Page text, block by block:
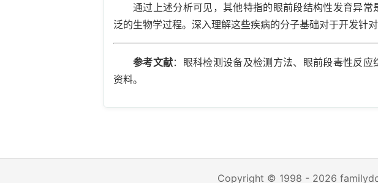
通过上述分析可见，其他特指的眼前段结构性发育异
泛的生物学过程。深入理解这些疾病的分子基础对于开发针对
参考文献：眼科检测设备及检测方法、眼前段毒性反
资料。
Copyright © 1998 - 2026